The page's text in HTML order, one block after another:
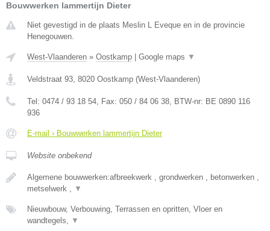
Bouwwerken lammertijn Dieter
Niet gevestigd in de plaats Meslin L Eveque en in de provincie
Henegouwen.
West-Vlaanderen » Oostkamp Google maps ▼
Veldstraat 93, 8020 Oostkamp (West-Vlaanderen)
Tel: 0474 / 93 18 54, Fax: 050 / 84 06 38, BTW-nr: BE 0890 116
936
E-mail › Bouwwerken lammertijn Dieter
Website onbekend
Algemene bouwwerken:afbreekwerk , grondwerken , betonwerken ,
metselwerk , ▼
Nieuwbouw, Verbouwing, Terrassen en opritten, Vloer en
wandtegels, ▼